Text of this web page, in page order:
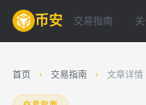
币安 交易指南
首页 › 交易指南 › 文章详情